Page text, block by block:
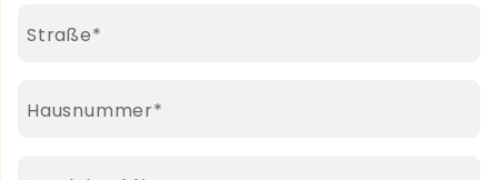
Pflichtfeld
Straße*
Pflichtfeld
Hausnummer*